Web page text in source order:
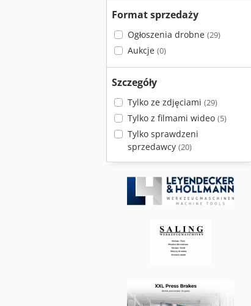
Format sprzedaży
Ogłoszenia drobne (29)
Aukcje (0)
Szczegóły
Tylko ze zdjęciami (29)
Tylko z filmami wideo (5)
Tylko sprawdzeni
sprzedawcy (20)